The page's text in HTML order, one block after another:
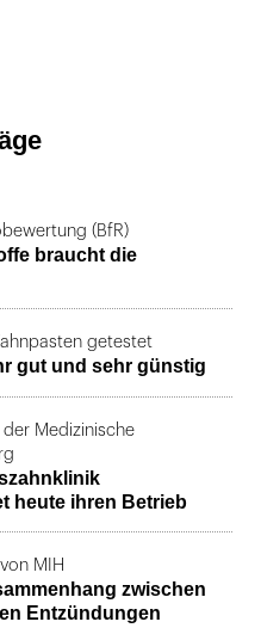
(BfR)
braucht die
getestet
gut und sehr günstig
Medizinische
heute ihren Betrieb
MIH
zwischen
Entzündungen